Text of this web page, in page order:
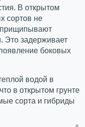
В открытом
сортов не
прищипывают
Это задерживает
боковых
водой в
в открытом грунте
сорта и гибриды